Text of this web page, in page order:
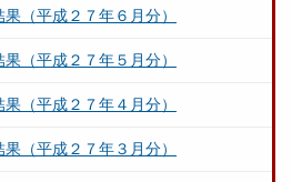
（平成２７年６月分）
（平成２７年５月分）
（平成２７年４月分）
（平成２７年３月分）